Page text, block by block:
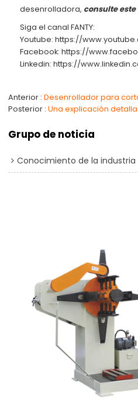
desenrolladora, consulte
Siga el canal FANTY:
Youtube: https://
Facebook:https://
Linkedin:https://
Anterior Desenrollador para
Posterior
Grupo de noticia
Conocimiento de la industria